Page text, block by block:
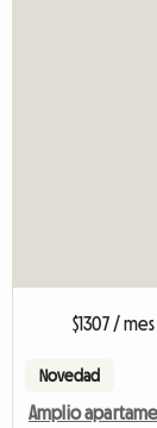
$1307 / mes
Novedad
Amplio